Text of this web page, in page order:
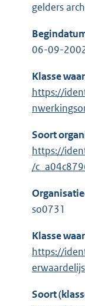
gelders
06-09-
Klasse
https://
Soort
https://
/
so0731
Klasse
https://
Soort